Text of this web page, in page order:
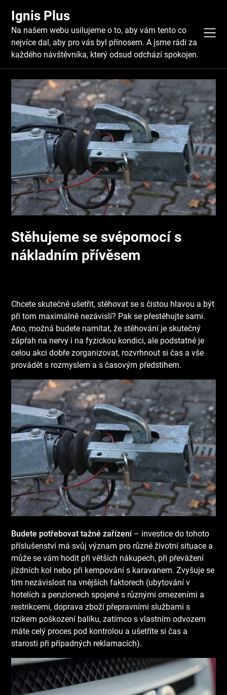
content
Ignis Plus
Na našem webu usilujeme o to, aby vám tento co
nejvíce dal, aby pro vás byl přínosem. A jsme rádi za
každého návštěvníka, který odsud odchází spokojen.
Stěhujeme se svépomocí s
nákladním přívěsem
Chcete skutečně ušetřit, stěhovat se s čistou hlavou a být
při tom maximálně nezávislí? Pak se přestěhujte sami.
Ano, možná budete namítat, že stěhování je skutečný
zápřah na nervy i na fyzickou kondici, ale podstatné je
celou akci dobře zorganizovat, rozvrhnout si čas a vše
provádět s rozmyslem a s časovým předstihem.
Budete potřebovat tažné zařízení– investice do tohoto
příslušenství má svůj význam pro různé životní situace a
může se vám hodit při větších nákupech, při převážení
jízdních kol nebo při kempování s karavanem. Zvyšuje se
tím nezávislost na vnějších faktorech (ubytování v
hotelích a penzionech spojené s různými omezeními a
restrikcemi, doprava zboží přepravními službami s
rizikem poškození balíku, zatímco s vlastním odvozem
máte celý proces pod kontrolou a ušetříte si čas a
starosti při případných reklamacích).